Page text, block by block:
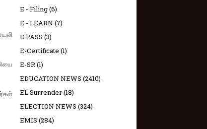
E - Filing(6)
E - LEARN (7)
E PASS (3)
E-Certificate (1)
E-SR(1)
EDUCATION NEWS (2410)
EL Surrender(18)
ELECTION NEWS (324)
EMIS (284)